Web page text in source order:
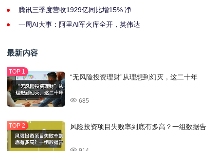
腾讯三季度营收1929亿同比增15% 净
一周AI大事：阿里AI军火库全开，英伟达
最新内容
“无风险投资理财”从理想到幻灭，这二十年
685
风险投资项目失败率到底有多高？一组数据告